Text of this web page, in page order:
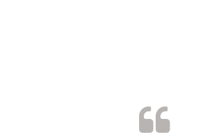
B